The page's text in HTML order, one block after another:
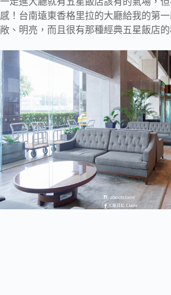
感！台南遠東香格里拉的大廳給我的第
敞、明亮，而且很有那種經典五星飯店的